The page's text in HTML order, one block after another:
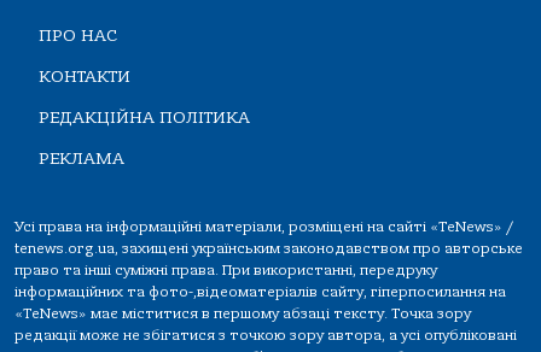
ПРО НАС
КОНТАКТИ
РЕДАКЦІЙНА ПОЛІТИКА
РЕКЛАМА
Усі права на інформаційні матеріали, розміщені на сайті «TeNews» /
tenews.org.ua, захищені українським законодавством про авторське
право та інші суміжні права. При використанні, передруку
інформаційних та фото-,відеоматеріалів сайту, гіперпосилання на
«TeNews» має міститися в першому абзаці тексту. Точка зору
редакції може не збігатися з точкою зору автора, а усі опубліковані